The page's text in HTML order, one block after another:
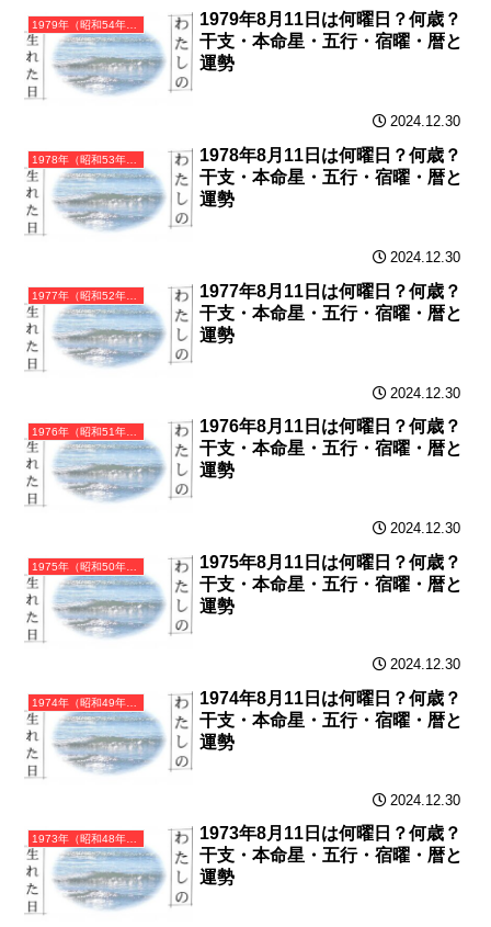
1979年（昭和54年）己未（つちのとひつじ）・未年（ひつじ年）カレンダー（月曜はじまり）
1979年8月11日は何曜日？何歳？
干支・本命星・五行・宿曜・暦と
運勢
2024.12.30
1978年（昭和53年）戊午（つちのえうま）・午年（うま年）カレンダー（月曜はじまり）
1978年8月11日は何曜日？何歳？
干支・本命星・五行・宿曜・暦と
運勢
2024.12.30
1977年（昭和52年）丁巳（ひのとみ）・巳年（へび年）カレンダー（月曜はじまり）
1977年8月11日は何曜日？何歳？
干支・本命星・五行・宿曜・暦と
運勢
2024.12.30
1976年（昭和51年）丙辰（ひのえたつ）・辰年（たつ年）カレンダー（月曜はじまり）
1976年8月11日は何曜日？何歳？
干支・本命星・五行・宿曜・暦と
運勢
2024.12.30
1975年（昭和50年）乙卯（きのとう）・卯年（うさぎ年）カレンダー（月曜はじまり）
1975年8月11日は何曜日？何歳？
干支・本命星・五行・宿曜・暦と
運勢
2024.12.30
1974年（昭和49年）甲寅（きのえとら）・寅年（とら年）カレンダー（月曜はじまり）
1974年8月11日は何曜日？何歳？
干支・本命星・五行・宿曜・暦と
運勢
2024.12.30
1973年（昭和48年）癸丑（みずのとうし）・丑年（うし年）カレンダー（月曜はじまり）
1973年8月11日は何曜日？何歳？
干支・本命星・五行・宿曜・暦と
運勢